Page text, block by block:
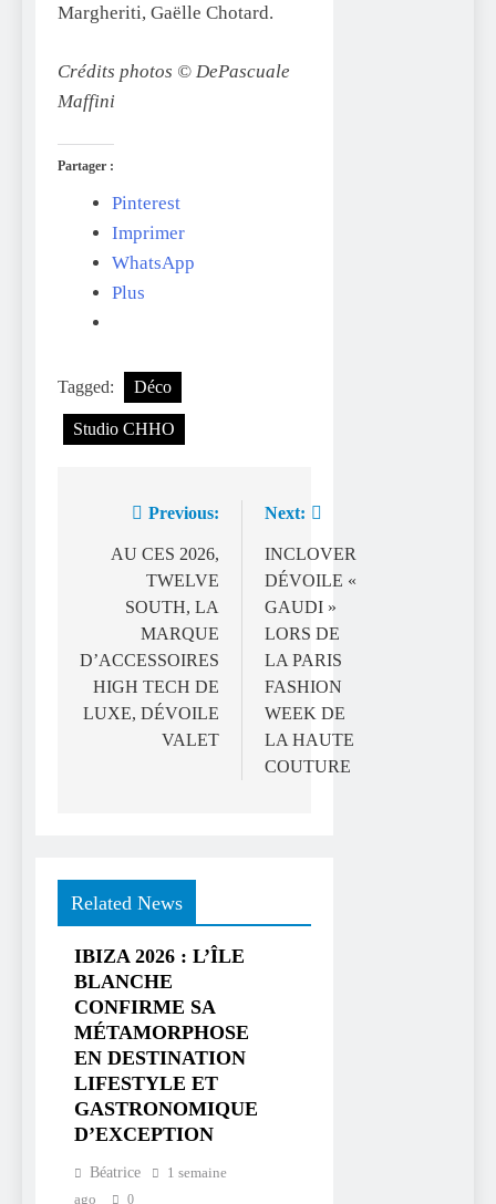
Margheriti, Gaëlle Chotard.
Crédits photos © DePascuale
Maffini
Partager :
Pinterest
Imprimer
WhatsApp
Plus
Tagged: Déco
Studio CHHO
Navigation
l’article
Previous:
AU CES 2026,
TWELVE
SOUTH, LA
MARQUE
D’ACCESSOIRES
HIGH TECH DE
LUXE, DÉVOILE
VALET
Next:
INCLOVER
DÉVOILE «
GAUDI »
LORS DE
LA PARIS
FASHION
WEEK DE
LA HAUTE
COUTURE
Related News
IBIZA 2026 : L’ÎLE
BLANCHE
CONFIRME SA
MÉTAMORPHOSE
EN DESTINATION
LIFESTYLE ET
GASTRONOMIQUE
D’EXCEPTION
Béatrice
1 semaine
ago
0